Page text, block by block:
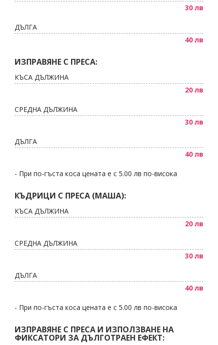
30 лв
ДЪЛГА
40 лв
ИЗПРАВЯНЕ С ПРЕСА:
КЪСА ДЪЛЖИНА
20 лв
СРЕДНА ДЪЛЖИНА
30 лв
ДЪЛГА
40 лв
- При по-гъста коса цената е с 5.00 лв по-висока
КЪДРИЦИ С ПРЕСА (МАША):
КЪСА ДЪЛЖИНА
20 лв
СРЕДНА ДЪЛЖИНА
30 лв
ДЪЛГА
40 лв
- При по-гъста коса цената е с 5.00 лв по-висока
ИЗПРАВЯНЕ С ПРЕСА И ИЗПОЛЗВАНЕ НА
ФИКСАТОРИ ЗА ДЪЛГОТРАЕН ЕФЕКТ: